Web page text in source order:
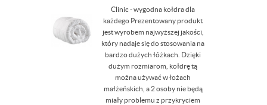
Clinic - wygodna kołdra dla
każdego Prezentowany produkt
jest wyrobem najwyższej jakości,
który nadaje się do stosowania na
bardzo dużych łóżkach. Dzięki
dużym rozmiarom, kołdrę tą
można używać w łożach
małżeńskich, a 2 osoby nie będą
miały problemu z przykryciem